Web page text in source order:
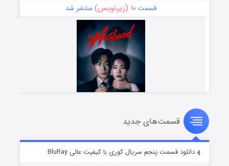
قسمت۱۰ (زیرنویس) منتشر شد
قسمت۸ (زیرنویس) منتشر شد
قسمت‌های جدید
دانلود قسمت پنجم سریال کوری با کیفیت عالی BluRay